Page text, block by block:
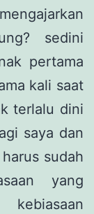
sedini
pertama
kali saat
terlalu dini
saya dan
sudah
yang